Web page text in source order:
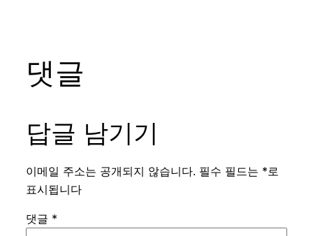
댓글
답글 남기기
이메일 주소는 공개되지 않습니다. 필수 필드는 *로
표시됩니다
댓글 *